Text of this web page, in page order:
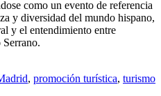
como un evento de referencia
y diversidad del mundo hispano,
y el entendimiento entre
Serrano.
, promoción turística, turismo